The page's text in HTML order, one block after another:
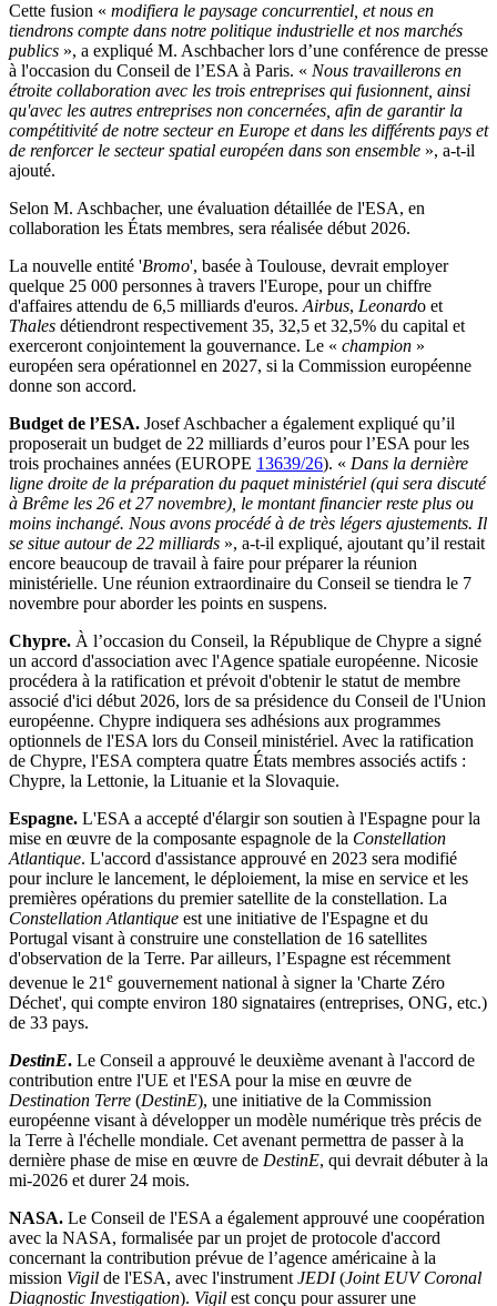
Cette fusion « modifiera le paysage concurrentiel, et nous en
tiendrons compte dans notre politique industrielle et nos marchés
publics », a expliqué M. Aschbacher lors d’une conférence de presse
à l'occasion du Conseil de l’ESA à Paris. « Nous travaillerons en
étroite collaboration avec les trois entreprises qui fusionnent, ainsi
qu'avec les autres entreprises non concernées, afin de garantir la
compétitivité de notre secteur en Europe et dans les différents pays et
de renforcer le secteur spatial européen dans son ensemble », a-t-il
ajouté.
Selon M. Aschbacher, une évaluation détaillée de l'ESA, en
collaboration les États membres, sera réalisée début 2026.
La nouvelle entité 'Bromo', basée à Toulouse, devrait employer
quelque 25 000 personnes à travers l'Europe, pour un chiffre
d'affaires attendu de 6,5 milliards d'euros. Airbus, Leonardo et
Thales détiendront respectivement 35, 32,5 et 32,5% du capital et
exerceront conjointement la gouvernance. Le « champion »
européen sera opérationnel en 2027, si la Commission européenne
donne son accord.
Budget de l’ESA. Josef Aschbacher a également expliqué qu’il
proposerait un budget de 22 milliards d’euros pour l’ESA pour les
trois prochaines années (EUROPE 13639/26). « Dans la dernière
ligne droite de la préparation du paquet ministériel (qui sera discuté
à Brême les 26 et 27 novembre), le montant financier reste plus ou
moins inchangé. Nous avons procédé à de très légers ajustements. Il
se situe autour de 22 milliards », a-t-il expliqué, ajoutant qu’il restait
encore beaucoup de travail à faire pour préparer la réunion
ministérielle. Une réunion extraordinaire du Conseil se tiendra le 7
novembre pour aborder les points en suspens.
Chypre. À l’occasion du Conseil, la République de Chypre a signé
un accord d'association avec l'Agence spatiale européenne. Nicosie
procédera à la ratification et prévoit d'obtenir le statut de membre
associé d'ici début 2026, lors de sa présidence du Conseil de l'Union
européenne. Chypre indiquera ses adhésions aux programmes
optionnels de l'ESA lors du Conseil ministériel. Avec la ratification
de Chypre, l'ESA comptera quatre États membres associés actifs :
Chypre, la Lettonie, la Lituanie et la Slovaquie.
Espagne. L'ESA a accepté d'élargir son soutien à l'Espagne pour la
mise en œuvre de la composante espagnole de la Constellation
Atlantique. L'accord d'assistance approuvé en 2023 sera modifié
pour inclure le lancement, le déploiement, la mise en service et les
premières opérations du premier satellite de la constellation. La
Constellation Atlantique est une initiative de l'Espagne et du
Portugal visant à construire une constellation de 16 satellites
d'observation de la Terre. Par ailleurs, l’Espagne est récemment
devenue le 21 e gouvernement national à signer la 'Charte Zéro
Déchet', qui compte environ 180 signataires (entreprises, ONG, etc.)
de 33 pays.
DestinE. Le Conseil a approuvé le deuxième avenant à l'accord de
contribution entre l'UE et l'ESA pour la mise en œuvre de
Destination Terre (DestinE), une initiative de la Commission
européenne visant à développer un modèle numérique très précis de
la Terre à l'échelle mondiale. Cet avenant permettra de passer à la
dernière phase de mise en œuvre de DestinE, qui devrait débuter à la
mi-2026 et durer 24 mois.
NASA. Le Conseil de l'ESA a également approuvé une coopération
avec la NASA, formalisée par un projet de protocole d'accord
concernant la contribution prévue de l’agence américaine à la
mission Vigil de l'ESA, avec l'instrument JEDI(Joint EUV Coronal
Diagnostic Investigation). Vigil est conçu pour assurer une